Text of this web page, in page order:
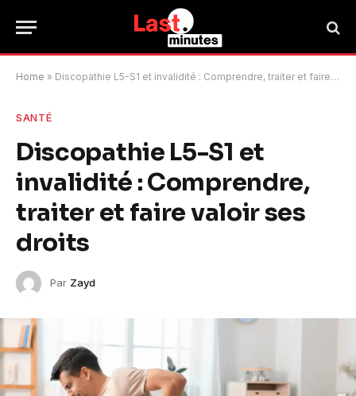
Home » Discopathie L5-S1 et invalidité : Comprendre, traiter et faire valoir ses droits
SANTÉ
Discopathie L5-S1 et
invalidité : Comprendre,
traiter et faire valoir ses
droits
Par Zayd